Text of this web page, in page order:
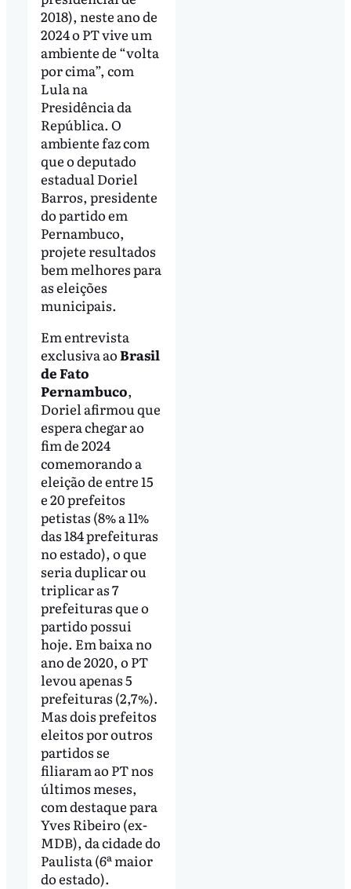
2018), neste ano de
2024 o PT vive um
ambiente de “volta
por cima”, com
Lula na
Presidência da
República. O
ambiente faz com
que o deputado
estadual Doriel
Barros, presidente
do partido em
Pernambuco,
projete resultados
bem melhores para
as eleições
municipais.
Em entrevista
exclusiva aoBrasil
de Fato
Pernambuco,
Doriel afirmou que
espera chegar ao
fim de 2024
comemorando a
eleição de entre 15
e 20 prefeitos
petistas (8% a 11%
das 184 prefeituras
no estado), o que
seria duplicar ou
triplicar as 7
prefeituras que o
partido possui
hoje. Em baixa no
ano de 2020, o PT
levou apenas 5
prefeituras (2,7%).
Mas dois prefeitos
eleitos por outros
partidos se
filiaram ao PT nos
últimos meses,
com destaque para
Yves Ribeiro (ex-
MDB), da cidade do
Paulista (6ª maior
do estado).